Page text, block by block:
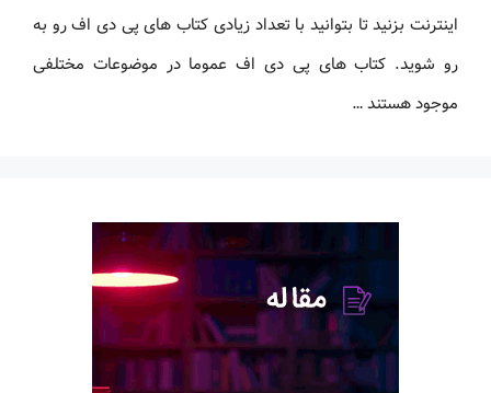
اینترنت بزنید تا بتوانید با تعداد زیادی کتاب های پی دی اف رو به
رو شوید. کتاب های پی دی اف عموما در موضوعات مختلفی
موجود هستند …